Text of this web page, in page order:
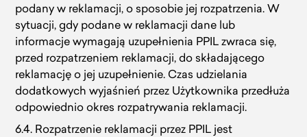
podany w reklamacji, o sposobie jej rozpatrzenia. W
sytuacji, gdy podane w reklamacji dane lub
informacje wymagają uzupełnienia PPIL zwraca się,
przed rozpatrzeniem reklamacji, do składającego
reklamację o jej uzupełnienie. Czas udzielania
dodatkowych wyjaśnień przez Użytkownika przedłuża
odpowiednio okres rozpatrywania reklamacji.
6.4. Rozpatrzenie reklamacji przez PPIL jest